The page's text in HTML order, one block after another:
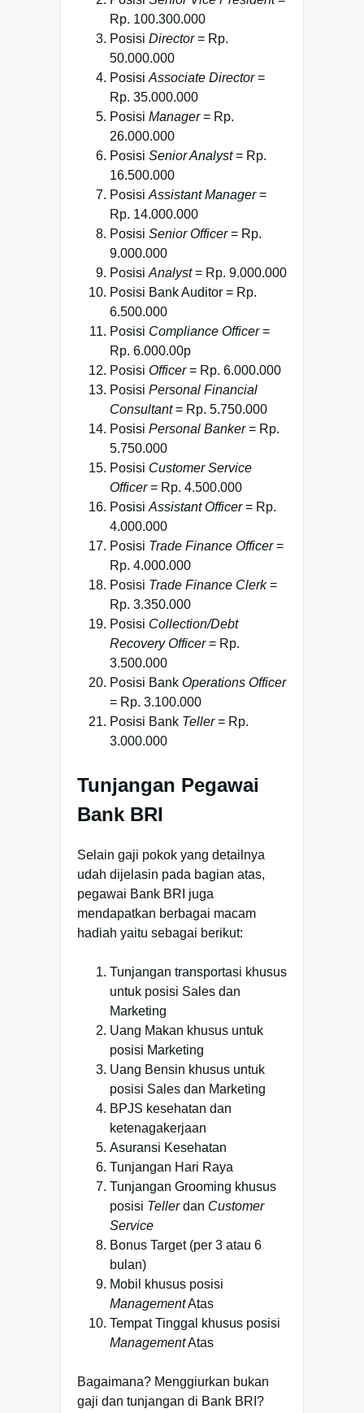
Rp. 100.300.000
Posisi Director= Rp.
50.000.000
Posisi Associate Director=
Rp. 35.000.000
Posisi Manager= Rp.
26.000.000
Posisi Senior Analyst= Rp.
16.500.000
Posisi Assistant Manager=
Rp. 14.000.000
Posisi Senior Officer= Rp.
9.000.000
Posisi Analyst= Rp. 9.000.000
Posisi Bank Auditor = Rp.
6.500.000
Posisi Compliance Officer=
Rp. 6.000.00p
Posisi Officer= Rp. 6.000.000
Posisi Personal Financial
Consultant= Rp. 5.750.000
Posisi Personal Banker= Rp.
5.750.000
Posisi Customer Service
Officer= Rp. 4.500.000
Posisi Assistant Officer= Rp.
4.000.000
Posisi Trade Finance Officer=
Rp. 4.000.000
Posisi Trade Finance Clerk=
Rp. 3.350.000
Posisi Collection/Debt
Recovery Officer= Rp.
3.500.000
Posisi Bank Operations Officer
= Rp. 3.100.000
Posisi Bank Teller= Rp.
3.000.000
Tunjangan Pegawai
Bank BRI
Selain gaji pokok yang detailnya
udah dijelasin pada bagian atas,
pegawai Bank BRI juga
mendapatkan berbagai macam
hadiah yaitu sebagai berikut:
Tunjangan transportasi khusus
untuk posisi Sales dan
Marketing
Uang Makan khusus untuk
posisi Marketing
Uang Bensin khusus untuk
posisi Sales dan Marketing
BPJS kesehatan dan
ketenagakerjaan
Asuransi Kesehatan
Tunjangan Hari Raya
Tunjangan Grooming khusus
posisi Tellerdan Customer
Service
Bonus Target (per 3 atau 6
bulan)
Mobil khusus posisi
ManagementAtas
Tempat Tinggal khusus posisi
ManagementAtas
Bagaimana? Menggiurkan bukan
gaji dan tunjangan di Bank BRI?